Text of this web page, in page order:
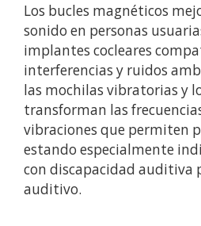
Los bucles magnéticos
sonido en personas
implantes cocleares
interferencias y ruidos
las mochilas vibratorias y
transforman las
vibraciones que permiten
estando especialmente
con discapacidad auditiva
auditivo.